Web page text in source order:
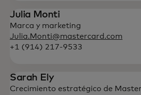
Julia Monti
Marca y marketing
Julia.Monti@mastercard.com
+1 (914) 217-9533
Sarah Ely
Crecimiento estratégico de